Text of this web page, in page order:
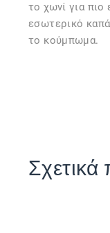
το χωνί για
εσωτερικό
το κούμπωμα.
Σχετικά